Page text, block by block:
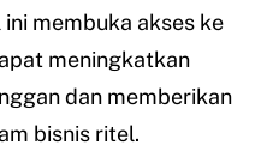
membuka akses ke
meningkatkan
dan memberikan
bisnis ritel.